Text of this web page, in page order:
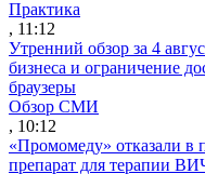
Практика
, 11:12
Утренний обзор за 4
бизнеса и ограничение
браузеры
Обзор СМИ
, 10:12
«Промомеду» отказали в
препарат для терапии